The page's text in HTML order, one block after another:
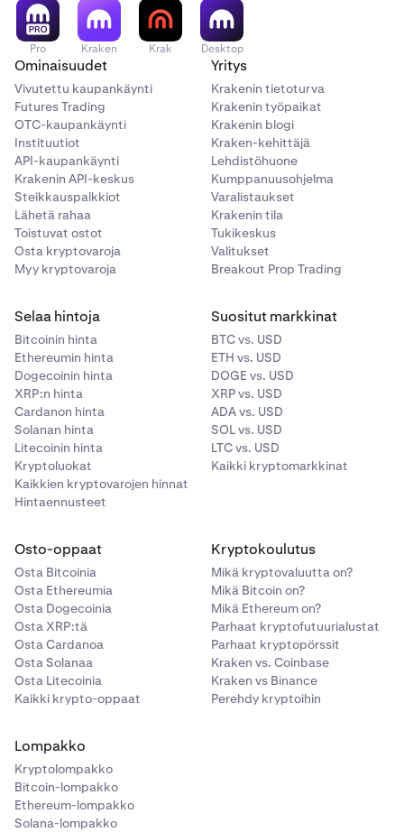
Pro Kraken Krak Desktop
Ominaisuudet
Vivutettu kaupankäynti
Futures Trading
OTC-kaupankäynti
Instituutiot
API-kaupankäynti
Krakenin API-keskus
Steikkauspalkkiot
Lähetä rahaa
Toistuvat ostot
Osta kryptovaroja
Myy kryptovaroja
Yritys
Krakenin tietoturva
Krakenin työpaikat
Krakenin blogi
Kraken-kehittäjä
Lehdistöhuone
Kumppanuusohjelma
Varalistaukset
Krakenin tila
Tukikeskus
Valitukset
Breakout Prop Trading
Selaa hintoja
Bitcoinin hinta
Ethereumin hinta
Dogecoinin hinta
XRP:n hinta
Cardanon hinta
Solanan hinta
Litecoinin hinta
Kryptoluokat
Kaikkien kryptovarojen hinnat
Hintaennusteet
Suositut markkinat
BTC vs. USD
ETH vs. USD
DOGE vs. USD
XRP vs. USD
ADA vs. USD
SOL vs. USD
LTC vs. USD
Kaikki kryptomarkkinat
Osto-oppaat
Osta Bitcoinia
Osta Ethereumia
Osta Dogecoinia
Osta XRP:tä
Osta Cardanoa
Osta Solanaa
Osta Litecoinia
Kaikki krypto-oppaat
Kryptokoulutus
Mikä kryptovaluutta on?
Mikä Bitcoin on?
Mikä Ethereum on?
Parhaat kryptofutuurialustat
Parhaat kryptopörssit
Kraken vs. Coinbase
Kraken vs Binance
Perehdy kryptoihin
Lompakko
Kryptolompakko
Bitcoin-lompakko
Ethereum-lompakko
Solana-lompakko